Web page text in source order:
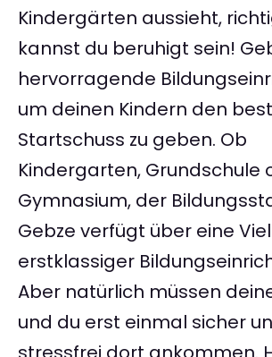
Kindergärten aussieht,
kannst du beruhigt sein!
hervorragende
um deinen Kindern den
Startschuss zu geben. Ob
Kindergarten, Grundschule
Gymnasium, der
Gebze verfügt über eine
erstklassiger
Aber natürlich müssen
und du erst einmal sicher